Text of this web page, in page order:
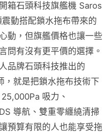
箱石頭科技旗艦機 Saros
動搭配鎖水拖布帶來的
動，但旗艦價格也讓一些
問有沒有更平價的選擇。
品牌石頭科技推出的
就是把鎖水拖布技術下
吸力、
導航、雙重零纏繞清掃
預算有限的人也能享受拖